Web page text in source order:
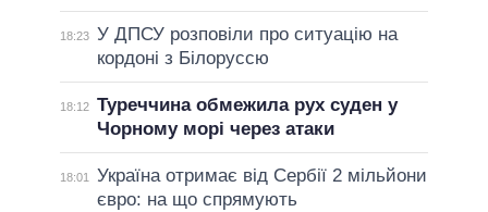
18:23 У ДПСУ розповіли про ситуацію на
кордоні з Білоруссю
18:12 Туреччина обмежила рух суден у
Чорному морі через атаки
18:01
Україна отримає від Сербії 2 мільйони
євро: на що спрямують